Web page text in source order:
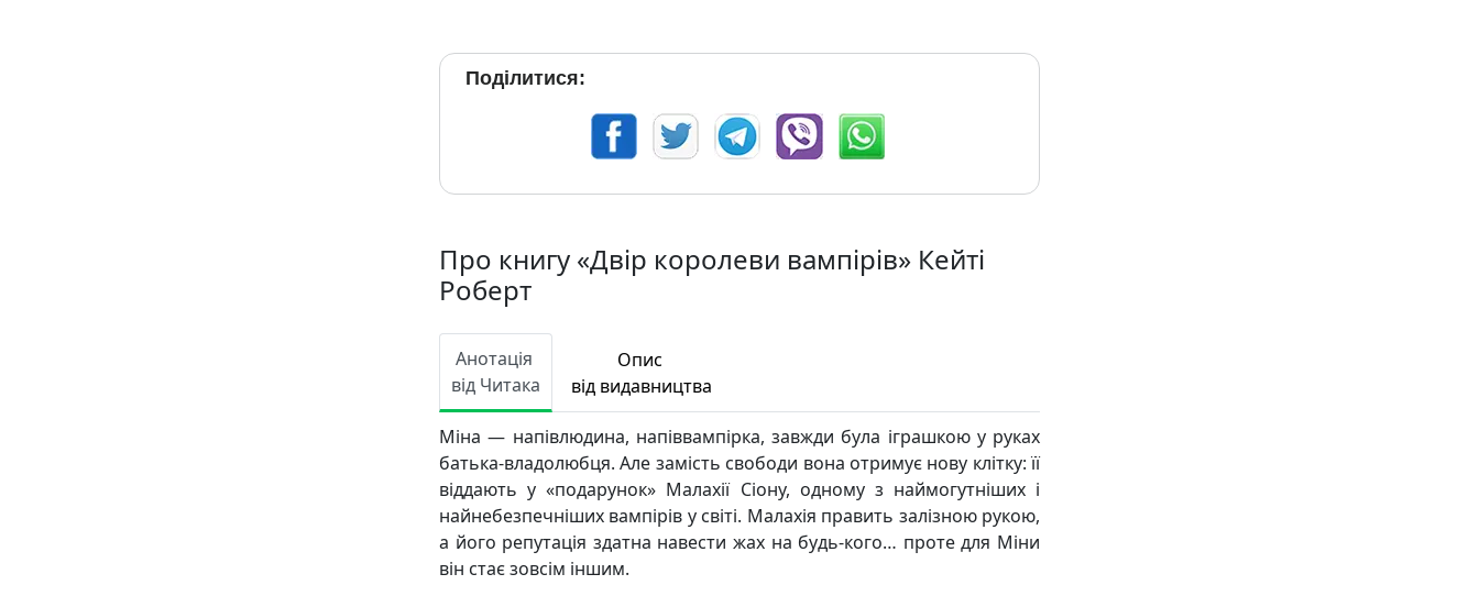
Поділитися:
Про книгу «Двір королеви вампірів» Кейті
Роберт
Анотація
від Читака
Опис
від видавництва
Міна — напівлюдина, напіввампірка, завжди була іграшкою у руках
батька-владолюбця. Але замість свободи вона отримує нову клітку: її
віддають у «подарунок» Малахії Сіону, одному з наймогутніших і
найнебезпечніших вампірів у світі. Малахія править залізною рукою,
а його репутація здатна навести жах на будь-кого… проте для Міни
він стає зовсім іншим.